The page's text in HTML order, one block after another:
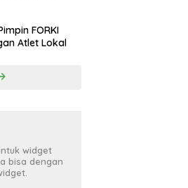
FORKI
Atlet Lokal
widget
bisa dengan